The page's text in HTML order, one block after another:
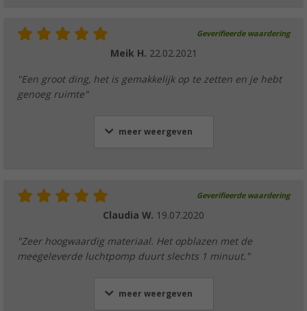
Geverifieerde waardering
Meik H. 22.02.2021
"Een groot ding, het is gemakkelijk op te zetten en je hebt
genoeg ruimte"
meer weergeven
Geverifieerde waardering
Claudia W. 19.07.2020
"Zeer hoogwaardig materiaal. Het opblazen met de
meegeleverde luchtpomp duurt slechts 1 minuut."
meer weergeven